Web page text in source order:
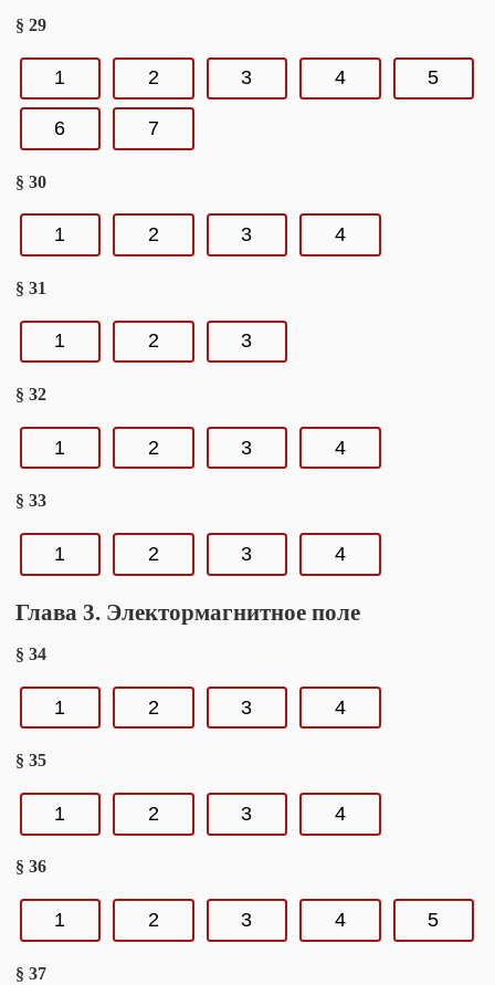
§ 29
1 2 3 4 5
6 7
§ 30
1 2 3 4
§ 31
1 2 3
§ 32
1 2 3 4
§ 33
1 2 3 4
Глава 3. Электормагнитное поле
§ 34
1 2 3 4
§ 35
1 2 3 4
§ 36
1 2 3 4 5
§ 37